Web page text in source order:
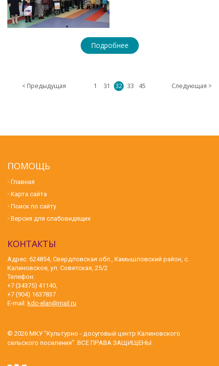
Подробнее
< Предыдущая 1 31 32 33 45 Следующая >
ПОМОЩЬ
Главная
Карта сайта
Поиск по сайту
Версия для слабовидящих
КОНТАКТЫ
Адрес: 624854, Свердловская обл., Камышловский район, с.
Калиновское, ул. Советская, 25/2
Телефон:
+7 (34375) 41140,
+7 (904) 1637837
E-mail: kdc-elan@mail.ru
© 2026 МКУ "Культурно - досуговый центр Калиновского
сельского поселения" . ВСЕ ПРАВА ЗАЩИЩЕНЫ.